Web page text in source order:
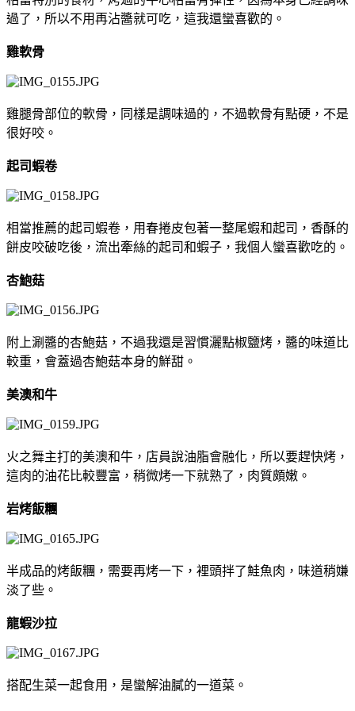
過了，所以不用再沾醬就可吃，這我還蠻喜歡的。
雞軟骨
雞腿骨部位的軟骨，同樣是調味過的，不過軟骨有點硬，不是
很好咬。
起司蝦卷
相當推薦的起司蝦卷，用春捲皮包著一整尾蝦和起司，香酥的
餅皮咬破吃後，流出牽絲的起司和蝦子，我個人蠻喜歡吃的。
杏鮑菇
附上涮醬的杏鮑菇，不過我還是習慣灑點椒鹽烤，醬的味道比
較重，會蓋過杏鮑菇本身的鮮甜。
美澳和牛
火之舞主打的美澳和牛，店員說油脂會融化，所以要趕快烤，
這肉的油花比較豐富，稍微烤一下就熟了，肉質頗嫩。
岩烤飯糰
半成品的烤飯糰，需要再烤一下，裡頭拌了鮭魚肉，味道稍嫌
淡了些。
龍蝦沙拉
搭配生菜一起食用，是蠻解油膩的一道菜。